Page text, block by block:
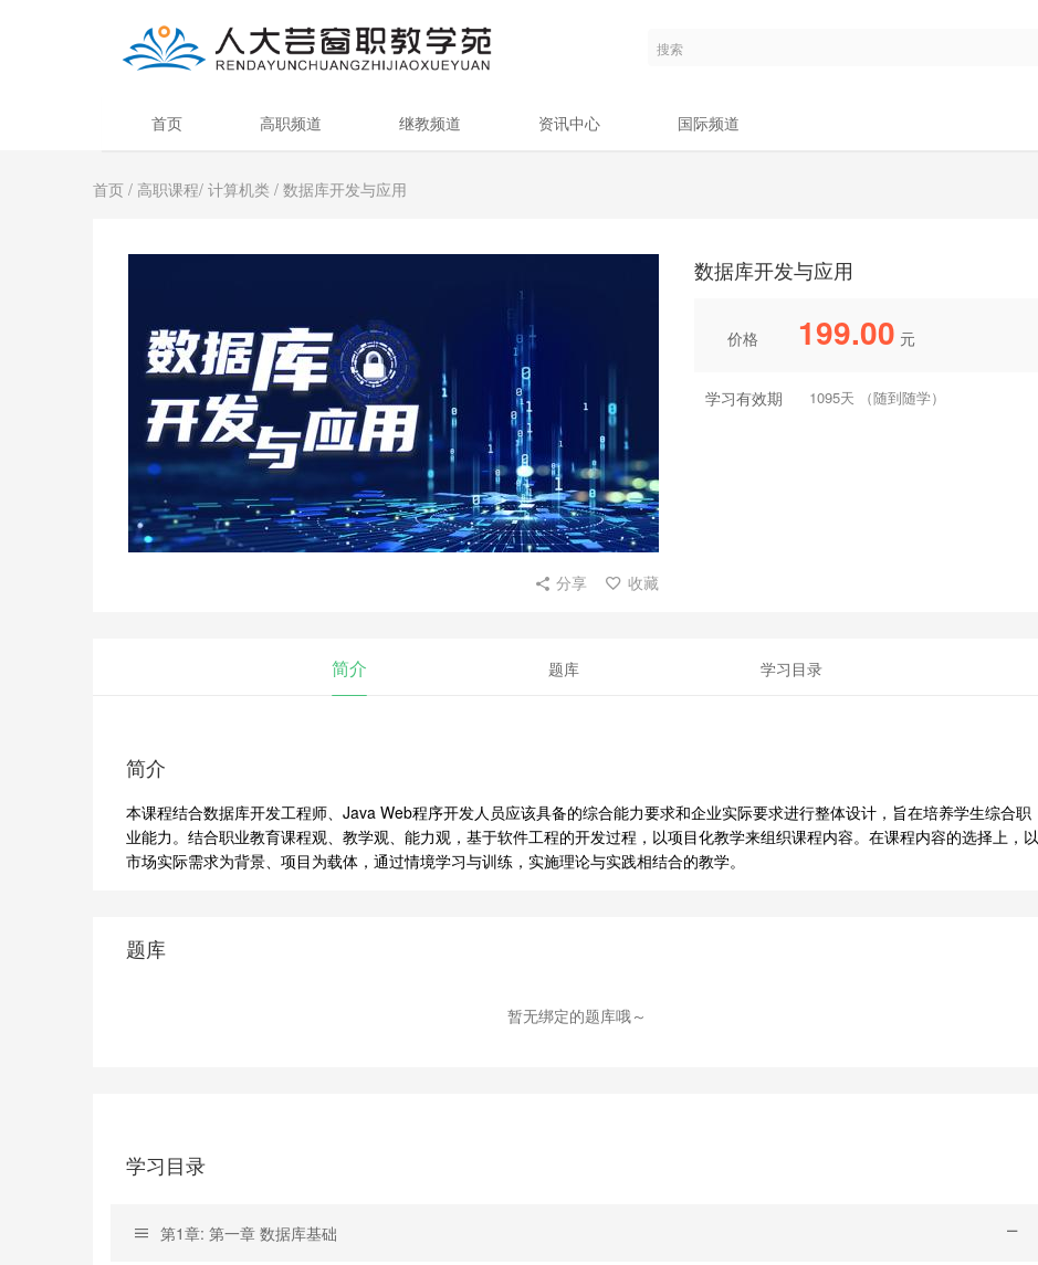
首页 高职频道 继教频道 资讯中心 国际频道
首页 / 高职课程/ 计算机类 / 数据库开发与应用
分享 收藏
数据库开发与应用
价格 199.00 元
学习有效期 1095天 （随到随学）
简介 题库 学习目录
简介
本课程结合数据库开发工程师、Java Web程序开发人员应该具备的综合能力要求和企业实际要求进行整体设计，旨在培养学生综合职
业能力。结合职业教育课程观、教学观、能力观，基于软件工程的开发过程，以项目化教学来组织课程内容。在课程内容的选择上，以
市场实际需求为背景、项目为载体，通过情境学习与训练，实施理论与实践相结合的教学。
题库
暂无绑定的题库哦～
学习目录
第1章: 第一章 数据库基础